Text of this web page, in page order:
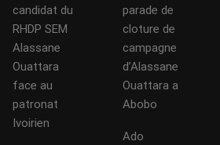
candidat du
RHDP SEM
Alassane
Ouattara
face au
patronat
Ivoirien
parade de
cloture de
campagne
d’Alassane
Ouattara a
Abobo
Ado